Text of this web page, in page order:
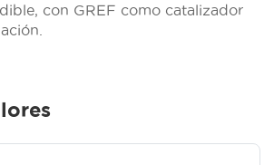
con GREF como catalizador